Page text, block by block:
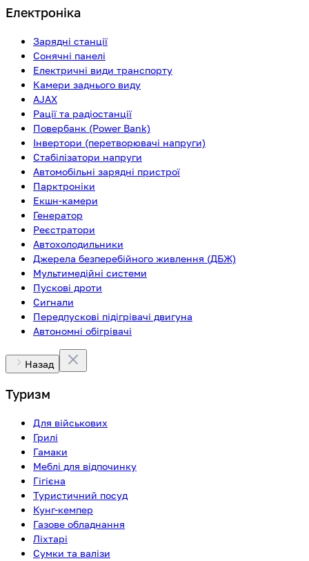
Електроніка
Зарядні станції
Сонячні панелі
Електричні види транспорту
Камери заднього виду
AJAX
Рації та радіостанції
Повербанк (Power Bank)
Інвертори (перетворювачі напруги)
Стабілізатори напруги
Автомобільні зарядні пристрої
Парктроніки
Екшн-камери
Генератор
Реєстратори
Автохолодильники
Джерела безперебійного живлення (ДБЖ)
Мультимедійні системи
Пускові дроти
Сигнали
Передпускові підігрівачі двигуна
Автономні обігрівачі
Назад
Туризм
Для військових
Грилі
Гамаки
Меблі для відпочинку
Гігієна
Туристичний посуд
Кунг-кемпер
Газове обладнання
Ліхтарі
Сумки та валізи